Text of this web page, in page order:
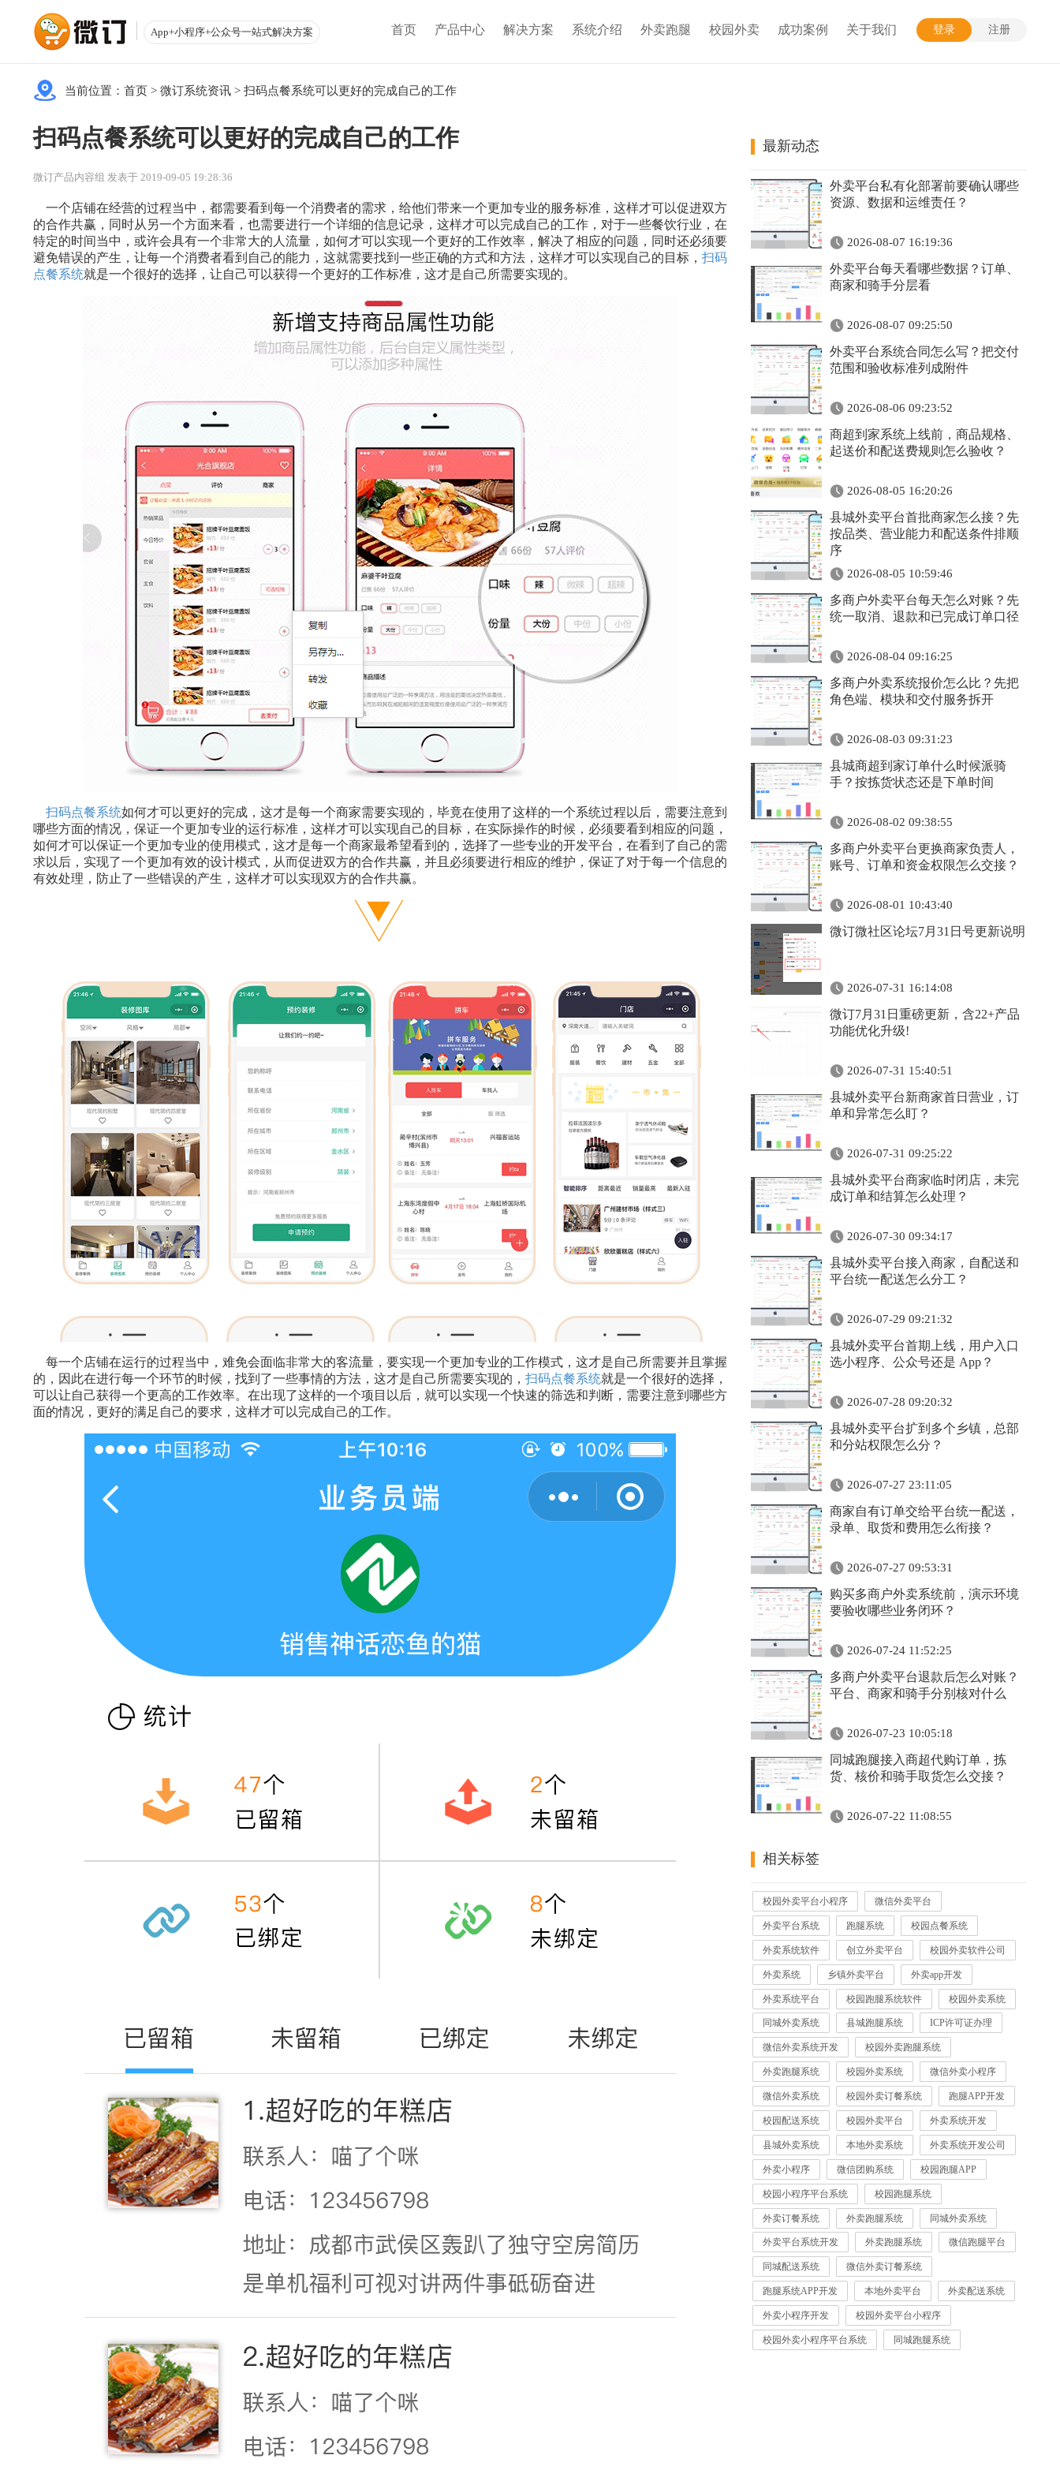
App+小程序+公众号一站式解决方案 登录 注册
首页 产品中心 解决方案 系统介绍 外卖跑腿 校园外卖 成功案例 关于我们
当前位置： 首页 > 微订系统资讯 > 扫码点餐系统可以更好的完成自己的工作
扫码点餐系统可以更好的完成自己的工作
微订产品内容组 发表于 2019-09-05 19:28:36
一个店铺在经营的过程当中，都需要看到每一个消费者的需求，给他们带来一个更加专业的服务标准，这样才可以促进双方
的合作共赢，同时从另一个方面来看，也需要进行一个详细的信息记录，这样才可以完成自己的工作，对于一些餐饮行业，在
特定的时间当中，或许会具有一个非常大的人流量，如何才可以实现一个更好的工作效率，解决了相应的问题，同时还必须要
避免错误的产生，让每一个消费者看到自己的能力，这就需要找到一些正确的方式和方法，这样才可以实现自己的目标， 扫码
点餐系统就是一个很好的选择，让自己可以获得一个更好的工作标准，这才是自己所需要实现的。
扫码点餐系统如何才可以更好的完成，这才是每一个商家需要实现的，毕竟在使用了这样的一个系统过程以后，需要注意到
哪些方面的情况，保证一个更加专业的运行标准，这样才可以实现自己的目标，在实际操作的时候，必须要看到相应的问题，
如何才可以保证一个更加专业的使用模式，这才是每一个商家最希望看到的，选择了一些专业的开发平台，在看到了自己的需
求以后，实现了一个更加有效的设计模式，从而促进双方的合作共赢，并且必须要进行相应的维护，保证了对于每一个信息的
有效处理，防止了一些错误的产生，这样才可以实现双方的合作共赢。
每一个店铺在运行的过程当中，难免会面临非常大的客流量，要实现一个更加专业的工作模式，这才是自己所需要并且掌握
的，因此在进行每一个环节的时候，找到了一些事情的方法，这才是自己所需要实现的， 扫码点餐系统就是一个很好的选择，
可以让自己获得一个更高的工作效率。在出现了这样的一个项目以后，就可以实现一个快速的筛选和判断，需要注意到哪些方
面的情况，更好的满足自己的要求，这样才可以完成自己的工作。
最新动态
外卖平台私有化部署前要确认哪些
资源、数据和运维责任？
2026-08-07 16:19:36
外卖平台每天看哪些数据？订单、
商家和骑手分层看
2026-08-07 09:25:50
外卖平台系统合同怎么写？把交付
范围和验收标准列成附件
2026-08-06 09:23:52
商超到家系统上线前，商品规格、
起送价和配送费规则怎么验收？
2026-08-05 16:20:26
县城外卖平台首批商家怎么接？先
按品类、营业能力和配送条件排顺
序
2026-08-05 10:59:46
多商户外卖平台每天怎么对账？先
统一取消、退款和已完成订单口径
2026-08-04 09:16:25
多商户外卖系统报价怎么比？先把
角色端、模块和交付服务拆开
2026-08-03 09:31:23
县城商超到家订单什么时候派骑
手？按拣货状态还是下单时间
2026-08-02 09:38:55
多商户外卖平台更换商家负责人，
账号、订单和资金权限怎么交接？
2026-08-01 10:43:40
微订微社区论坛7月31日号更新说明
2026-07-31 16:14:08
微订7月31日重磅更新，含22+产品
功能优化升级!
2026-07-31 15:40:51
县城外卖平台新商家首日营业，订
单和异常怎么盯？
2026-07-31 09:25:22
县城外卖平台商家临时闭店，未完
成订单和结算怎么处理？
2026-07-30 09:34:17
县城外卖平台接入商家，自配送和
平台统一配送怎么分工？
2026-07-29 09:21:32
县城外卖平台首期上线，用户入口
选小程序、公众号还是 App？
2026-07-28 09:20:32
县城外卖平台扩到多个乡镇，总部
和分站权限怎么分？
2026-07-27 23:11:05
商家自有订单交给平台统一配送，
录单、取货和费用怎么衔接？
2026-07-27 09:53:31
购买多商户外卖系统前，演示环境
要验收哪些业务闭环？
2026-07-24 11:52:25
多商户外卖平台退款后怎么对账？
平台、商家和骑手分别核对什么
2026-07-23 10:05:18
同城跑腿接入商超代购订单，拣
货、核价和骑手取货怎么交接？
2026-07-22 11:08:55
相关标签
校园外卖平台小程序 微信外卖平台
外卖平台系统 跑腿系统 校园点餐系统
外卖系统软件 创立外卖平台 校园外卖软件公司
外卖系统 乡镇外卖平台 外卖app开发
外卖系统平台 校园跑腿系统软件 校园外卖系统
同城外卖系统 县城跑腿系统 ICP许可证办理
微信外卖系统开发 校园外卖跑腿系统
外卖跑腿系统 校园外卖系统 微信外卖小程序
微信外卖系统 校园外卖订餐系统 跑腿APP开发
校园配送系统 校园外卖平台 外卖系统开发
县城外卖系统 本地外卖系统 外卖系统开发公司
外卖小程序 微信团购系统 校园跑腿APP
校园小程序平台系统 校园跑腿系统
外卖订餐系统 外卖跑腿系统 同城外卖系统
外卖平台系统开发 外卖跑腿系统 微信跑腿平台
同城配送系统 微信外卖订餐系统
跑腿系统APP开发 本地外卖平台 外卖配送系统
外卖小程序开发 校园外卖平台小程序
校园外卖小程序平台系统 同城跑腿系统